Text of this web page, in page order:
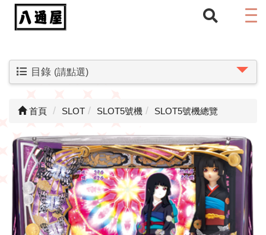
目錄 (請點選)
首頁 SLOT SLOT5號機 SLOT5號機總覽